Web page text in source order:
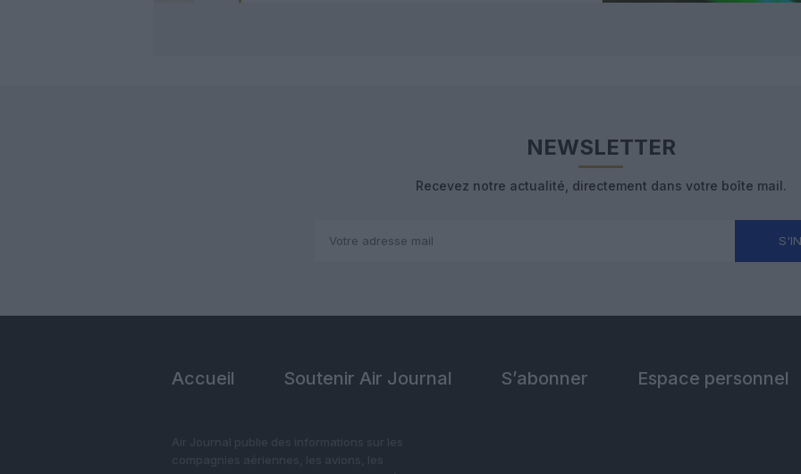
NEWSLETTER
Recevez notre actualité, directement dans votre boîte mail.
Accueil Soutenir Air Journal S’abonner Espace personnel